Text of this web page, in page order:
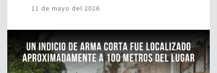
11 de mayo del 2026